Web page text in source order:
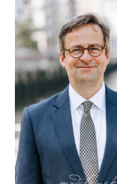
businessfotografie-
03